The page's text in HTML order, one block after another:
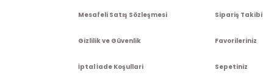
Mesafeli Satış Sözleşmesi
Gizlilik ve Güvenlik
İptal İade Koşullari
Sipariş Takibi
Favorileriniz
Sepetiniz